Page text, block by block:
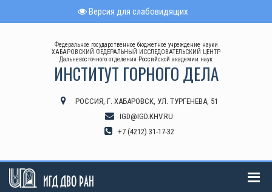
Версия для слабовидящих
Федеральное государственное бюджетное учреждение науки
ХАБАРОВСКИЙ ФЕДЕРАЛЬНЫЙ ИССЛЕДОВАТЕЛЬСКИЙ ЦЕНТР
Дальневосточного отделения Российской академии наук
ИНСТИТУТ ГОРНОГО ДЕЛА
РОССИЯ, Г. ХАБАРОВСК, УЛ. ТУРГЕНЕВА, 51
IGD@IGD.KHV.RU
+7 (4212) 31-17-32